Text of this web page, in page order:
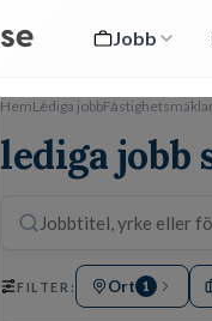
Jobb
HemLediga jobb
lediga jobb
FILTER: Ort 1